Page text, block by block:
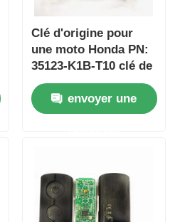
Clé d'origine pour
une moto Honda PN:
35123-K1B-T10 clé de
voiture à distance à
trois boutons
FSK433.92MHz
envoyer une